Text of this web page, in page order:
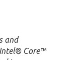
and
Core™